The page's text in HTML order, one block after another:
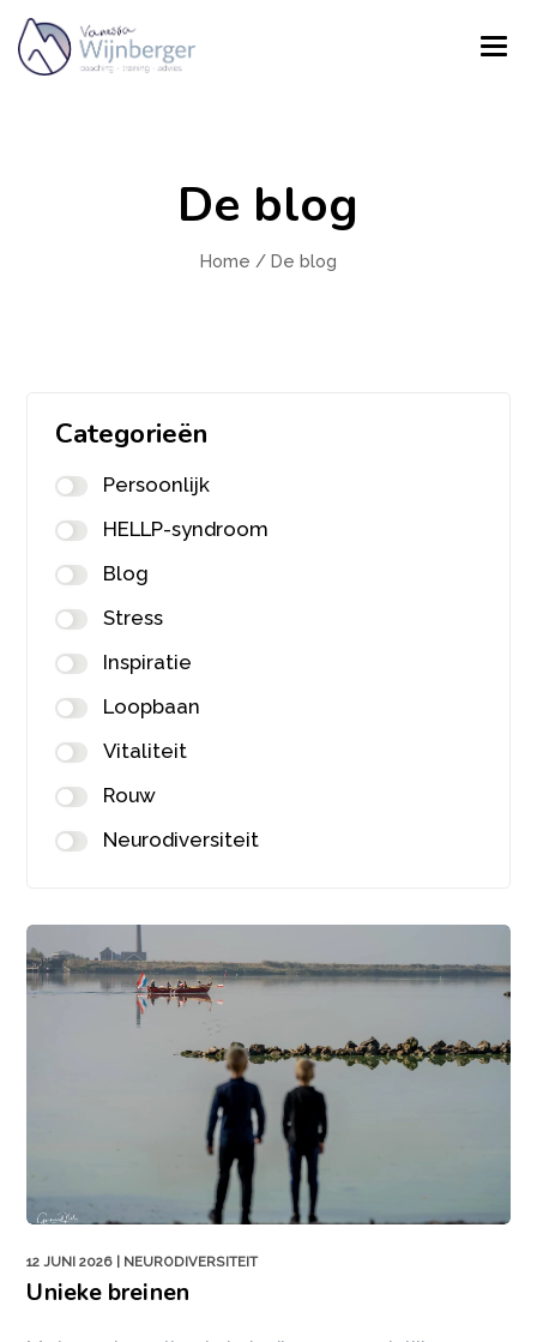
De blog
Home / De blog
Categorieën
Persoonlijk
HELLP-syndroom
Blog
Stress
Inspiratie
Loopbaan
Vitaliteit
Rouw
Neurodiversiteit
12 JUNI 2026 | NEURODIVERSITEIT
Unieke breinen